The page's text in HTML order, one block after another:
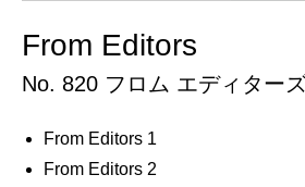
From Editors
No. 820 フロム エディター
From Editors 1
From Editors 2